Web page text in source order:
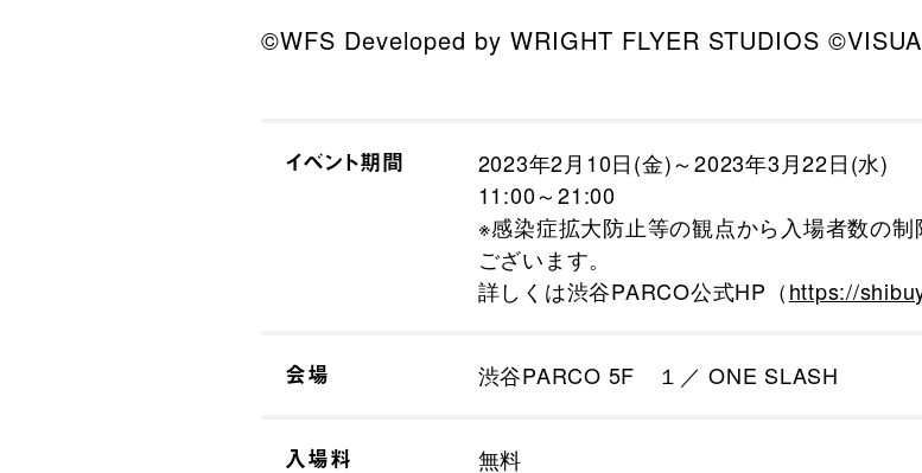
©WFS Developed by WRIGHT FLYER STUDIOS
イベント期間 2023年2月10日(金)～2023年3月22日(水)
11:00～21:00
※感染症拡大防止等の観点から入場者数の
ございます。
詳しくは渋谷PARCO公式HP（https://
会場 渋谷PARCO 5F １／ ONE SLASH
入場料 無料